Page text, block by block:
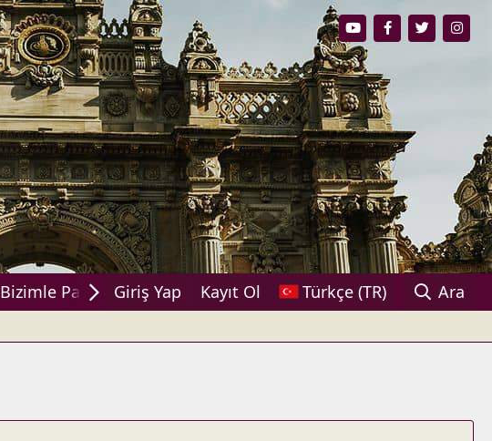
Bizimle Paylaşın!Giriş Yap Kayıt Ol Türkçe (TR) Ara